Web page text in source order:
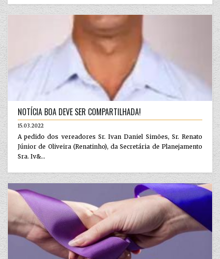
NOTÍCIA BOA DEVE SER COMPARTILHADA!
15.03.2022
A pedido dos vereadores Sr. Ivan Daniel Simões, Sr. Renato
Júnior de Oliveira (Renatinho), da Secretária de Planejamento
Sra. Iv&...